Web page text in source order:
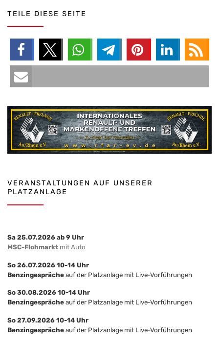
TEILE DIESE SEITE
VERANSTALTUNGEN AUF UNSERER
PLATZANLAGE
Sa 25.07.2026 ab 9 Uhr
MSC-Flohmarkt mit Auto
So 26.07.2026 10-14 Uhr
Benzingesprächeauf der Platzanlage mit Live-Vorführungen
So 30.08.2026 10-14 Uhr
Benzingesprächeauf der Platzanlage mit Live-Vorführungen
So 27.09.2026 10-14 Uhr
Benzingesprächeauf der Platzanlage mit Live-Vorführungen